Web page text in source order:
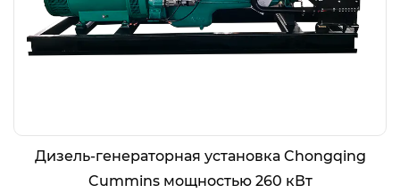
Дизель-генераторная установка Chongqing
Cummins мощностью 260 кВт